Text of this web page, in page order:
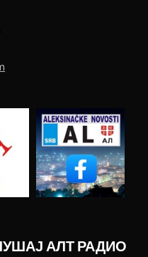
АЛТ РАДИО